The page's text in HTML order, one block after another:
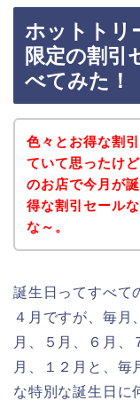
ホットトリ
限定の割引
べてみた！
色々とお得な割
ていて思ったけ
のお店で今月が
得な割引セール
な～。
誕生日ってすべて
４月ですが、毎月
月、５月、６月、
月、１２月と、毎
な特別な誕生日に